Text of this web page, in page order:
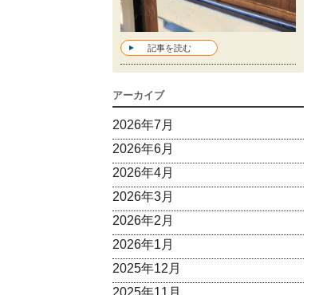
記事を読む
アーカイブ
2026年7月
2026年6月
2026年4月
2026年3月
2026年2月
2026年1月
2025年12月
2025年11月